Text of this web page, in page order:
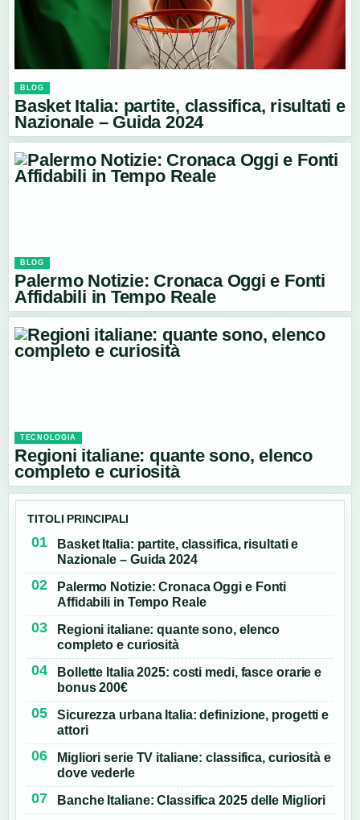
BLOG
Basket Italia: partite, classifica, risultati e
Nazionale – Guida 2024
BLOG
Palermo Notizie: Cronaca Oggi e Fonti
Affidabili in Tempo Reale
TECNOLOGIA
Regioni italiane: quante sono, elenco
completo e curiosità
TITOLI PRINCIPALI
Basket Italia: partite, classifica, risultati e
Nazionale – Guida 2024
Palermo Notizie: Cronaca Oggi e Fonti
Affidabili in Tempo Reale
Regioni italiane: quante sono, elenco
completo e curiosità
Bollette Italia 2025: costi medi, fasce orarie e
bonus 200€
Sicurezza urbana Italia: definizione, progetti e
attori
Migliori serie TV italiane: classifica, curiosità e
dove vederle
Banche Italiane: Classifica 2025 delle Migliori